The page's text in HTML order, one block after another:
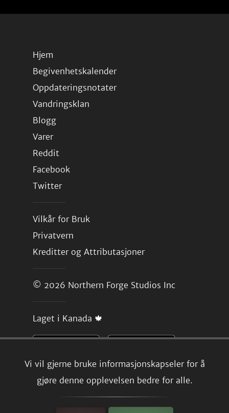
Vi vil gjerne bruke informasjonskapseler for å
gjøre denne opplevelsen bedre for alle.
Hjem
Begivenhetskalender
Oppdateringsnotater
Vandringsklan
Blogg
Varer
Reddit
Facebook
Twitter
Vilkår for Bruk
Privatvern
Kreditter og Attributasjoner
© 2026 Northern Forge Studios Inc
Laget i Kanada 🍁